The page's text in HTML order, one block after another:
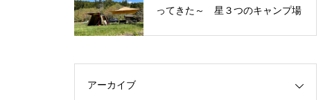
ってきた～ 星３つのキャンプ場
アーカイブ